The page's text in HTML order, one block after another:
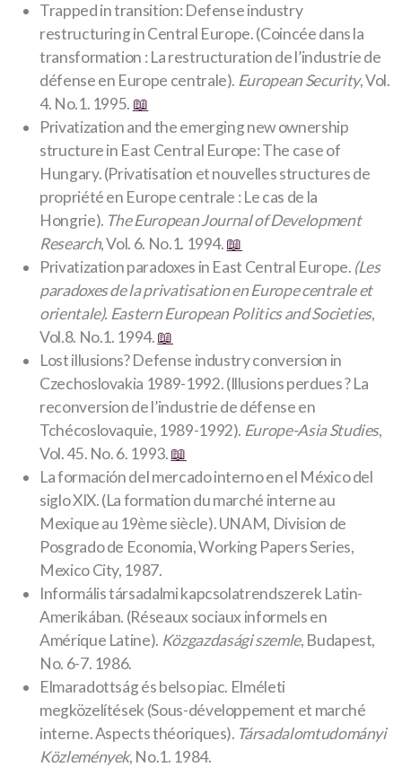
Trapped in transition: Defense industry
restructuring in Central Europe. (Coincée dans la
transformation : La restructuration de l’industrie de
défense en Europe centrale). European Security, Vol.
4. No.1. 1995. 📖
Privatization and the emerging new ownership
structure in East Central Europe: The case of
Hungary. (Privatisation et nouvelles structures de
propriété en Europe centrale : Le cas de la
Hongrie). The European Journal of Development
Research, Vol. 6. No.1. 1994.📖
Privatization paradoxes in East Central Europe. (Les
paradoxes de la privatisation en Europe centrale et
orientale). Eastern European Politics and Societies,
Vol.8. No.1. 1994.📖
Lost illusions? Defense industry conversion in
Czechoslovakia 1989-1992.(Illusions perdues ? La
reconversion de l’industrie de défense en
Tchécoslovaquie, 1989-1992). Europe-Asia Studies,
Vol. 45. No. 6. 1993.📖
La formación del mercado interno en el México del
siglo XIX. (La formation du marché interne au
Mexique au 19ème siècle). UNAM, Division de
Posgrado de Economia, Working Papers Series,
Mexico City, 1987.
Informális társadalmi kapcsolatrendszerek Latin-
Amerikában. (Réseaux sociaux informels en
Amérique Latine). Közgazdasági szemle, Budapest,
No. 6-7. 1986.
Elmaradottság és belso piac. Elméleti
megközelítések (Sous-développement et marché
interne. Aspects théoriques). Társadalomtudományi
Közlemények, No.1. 1984.